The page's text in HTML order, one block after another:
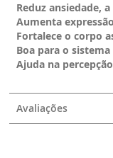
Reduz ansiedade,
Aumenta
Fortalece o corpo
Boa para o
Ajuda na
Avaliações